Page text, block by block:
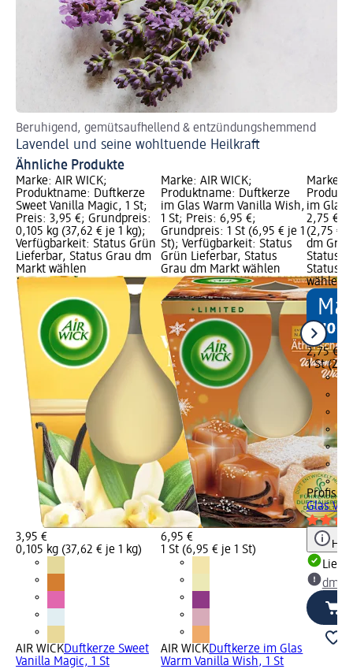
Beruhigend, gemütsaufhellend & entzündungshemmend
Lavendel und seine wohltuende Heilkraft
Ähnliche Produkte
Marke: AIR WICK;
Produktname: Duftkerze
Sweet Vanilla Magic, 1 St;
Preis: 3,95 €; Grundpreis:
0,105 kg (37,62 € je 1 kg);
Verfügbarkeit: Status Grün
Lieferbar, Status Grau dm
Markt wählen
3,95 €
0,105 kg (37,62 € je 1 kg)
AIR WICKDuftkerze Sweet
Vanilla Magic, 1 St
Marke: AIR WICK;
Produktname: Duftkerze
im Glas Warm Vanilla Wish,
1 St; Preis: 6,95 €;
Grundpreis: 1 St (6,95 € je 1
St); Verfügbarkeit: Status
Grün Lieferbar, Status
Grau dm Markt wählen
6,95 €
1 St (6,95 € je 1 St)
AIR WICKDuftkerze im Glas
Warm Vanilla Wish, 1 St
Marke:
im Glas
2,75 €;
(2,75 €
dm
Status
Status
wählen
2,75 €
1 St
Glas
dm